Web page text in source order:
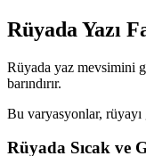
Rüyada Yazı
Rüyada yaz mevsimini
barındırır.
Bu varyasyonlar,
Rüyada Sıcak ve